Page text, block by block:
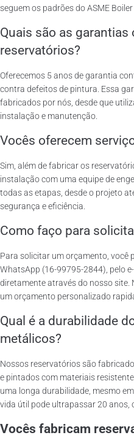
seguem os padrões do ASME
Quais são as garantias
reservatórios?
Oferecemos 5 anos de garantia
contra defeitos de pintura. Essa
fabricados por nós, desde que
instalação e manutenção.
Vocês oferecem
Sim, além de fabricar os
instalação com uma equipe de
todas as etapas, desde o projeto
segurança e eficiência.
Como faço para
Para solicitar um orçamento, você
WhatsApp (16-99795-2844), pelo
diretamente através do nosso site.
um orçamento personalizado
Qual é a durabilidade
metálicos?
Nossos reservatórios são
e pintados com materiais
uma longa durabilidade, mesmo
vida útil pode ultrapassar 20 anos,
Vocês fabricam